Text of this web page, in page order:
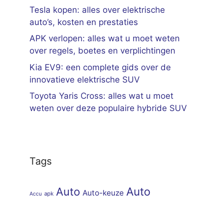
Tesla kopen: alles over elektrische
auto’s, kosten en prestaties
APK verlopen: alles wat u moet weten
over regels, boetes en verplichtingen
Kia EV9: een complete gids over de
innovatieve elektrische SUV
Toyota Yaris Cross: alles wat u moet
weten over deze populaire hybride SUV
Tags
Accu apk Auto Auto-keuze Auto